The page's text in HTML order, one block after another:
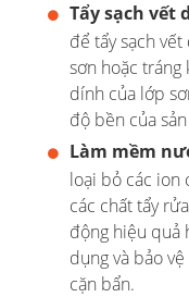
Tẩy sạch vết
để tẩy sạch
sơn hoặc
dính của lớp
độ bền của
Làm mềm
loại bỏ các ion
các chất tẩy
động hiệu quả
dụng và bảo
cặn bẩn.